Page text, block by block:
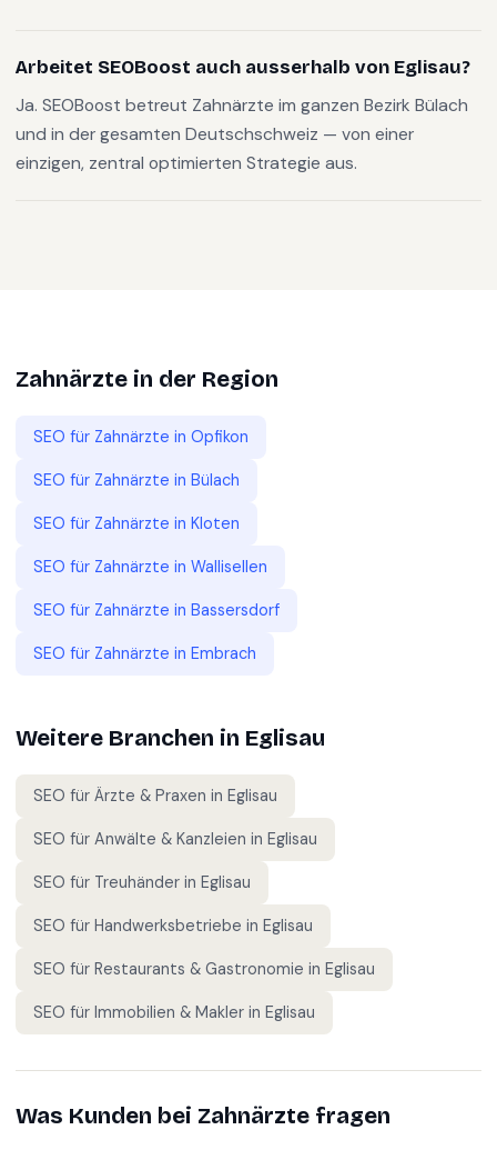
Arbeitet SEOBoost auch ausserhalb von Eglisau?
Ja. SEOBoost betreut Zahnärzte im ganzen Bezirk Bülach
und in der gesamten Deutschschweiz — von einer
einzigen, zentral optimierten Strategie aus.
Zahnärzte in der Region
SEO für Zahnärzte in Opfikon
SEO für Zahnärzte in Bülach
SEO für Zahnärzte in Kloten
SEO für Zahnärzte in Wallisellen
SEO für Zahnärzte in Bassersdorf
SEO für Zahnärzte in Embrach
Weitere Branchen in Eglisau
SEO für Ärzte & Praxen in Eglisau
SEO für Anwälte & Kanzleien in Eglisau
SEO für Treuhänder in Eglisau
SEO für Handwerksbetriebe in Eglisau
SEO für Restaurants & Gastronomie in Eglisau
SEO für Immobilien & Makler in Eglisau
Was Kunden bei Zahnärzte fragen